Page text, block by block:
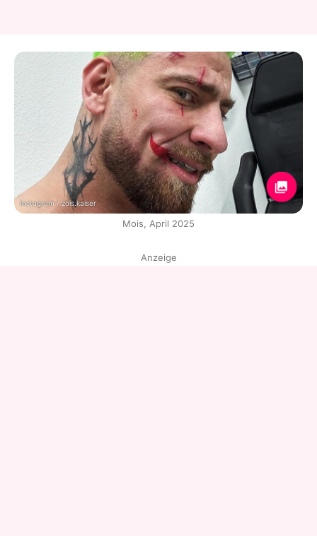
Instagram / zois.kaiser
Mois, April 2025
Anzeige